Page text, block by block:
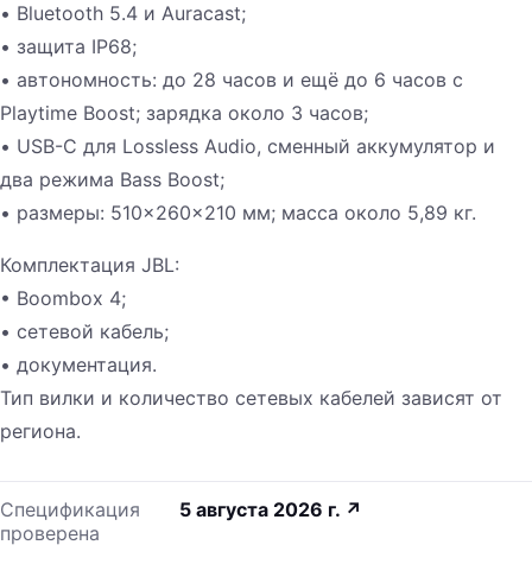
• Bluetooth 5.4 и Auracast;
• защита IP68;
• автономность: до 28 часов и ещё до 6 часов с
Playtime Boost; зарядка около 3 часов;
• USB-C для Lossless Audio, сменный аккумулятор и
два режима Bass Boost;
• размеры: 510×260×210 мм; масса около 5,89 кг.
Комплектация JBL:
• Boombox 4;
• сетевой кабель;
• документация.
Тип вилки и количество сетевых кабелей зависят от
региона.
Спецификация
проверена
5 августа 2026 г. ↗